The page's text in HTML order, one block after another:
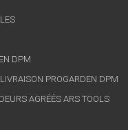
DPM
PROGARDEN DPM
AGRÉÉS ARS TOOLS